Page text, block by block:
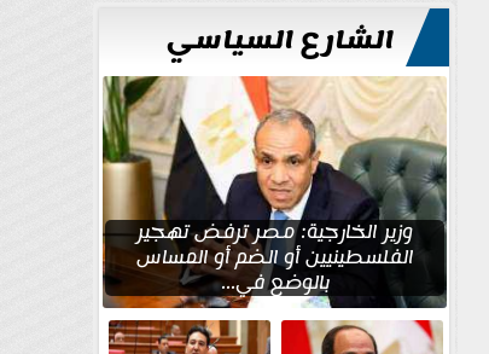
للتعميرالشارع السياسي
وزير الخارجية: مصر ترفض تهجير
الفلسطينيين أو الضم أو المساس
بالوضع في...